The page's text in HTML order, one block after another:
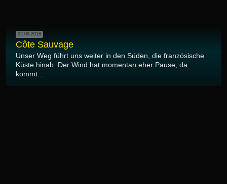
02.09.2018
Côte Sauvage
Unser Weg führt uns weiter in den Süden, die französische
Küste hinab. Der Wind hat momentan eher Pause, da
kommt...